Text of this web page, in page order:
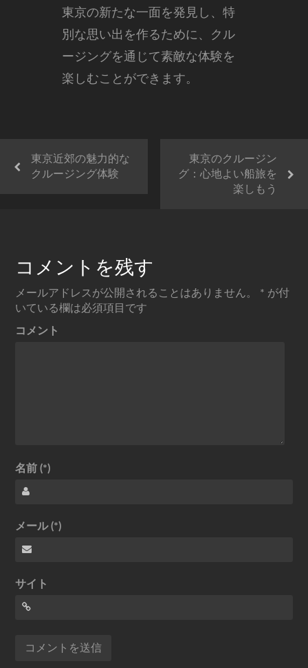
東京の新たな一面を発見し、特
別な思い出を作るために、クル
ージングを通じて素敵な体験を
楽しむことができます。
東京近郊の魅力的な
クルージング体験
東京のクルージン
グ：心地よい船旅を
楽しもう
コメントを残す
メールアドレスが公開されることはありません。 * が付
いている欄は必須項目です
コメント
名前 (*)
メール (*)
サイト